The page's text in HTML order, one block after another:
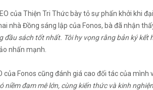
của Thiện Tri Thức bày tỏ sự phấn khởi khi
nhà Đồng sáng lập của Fonos, bà đã nhận
đầu sách tốt nhất. Tôi hy vọng rằng bản ký kết
nhấn mạnh.
của Fonos cũng đánh giá cao đối tác của
niềm đam mê lớn, cùng kiến thức và kinh